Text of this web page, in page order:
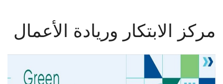
المراكز والوحدات
مركز الابتكار وريادة الأعمال